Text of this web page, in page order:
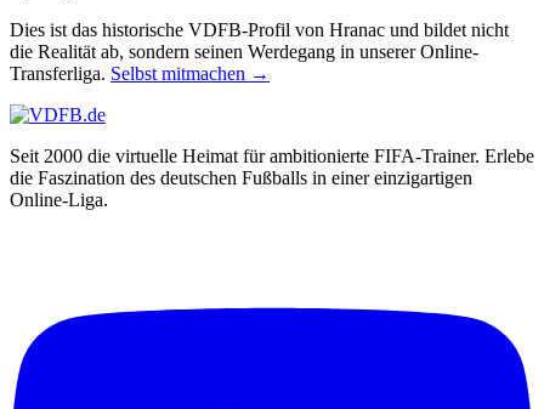
Dies ist das historische VDFB-Profil von Hranac und bildet nicht
die Realität ab, sondern seinen Werdegang in unserer Online-
Transferliga. Selbst mitmachen →
Seit 2000 die virtuelle Heimat für ambitionierte FIFA-Trainer. Erlebe
die Faszination des deutschen Fußballs in einer einzigartigen
Online-Liga.